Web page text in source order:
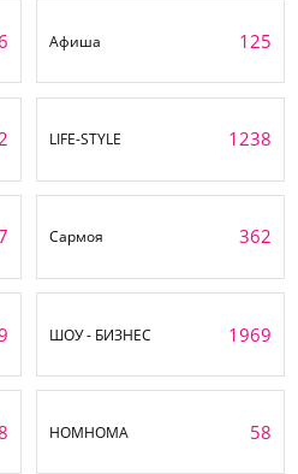
Афиша 125
LIFE-STYLE 1238
Сармоя 362
ШОУ - БИЗНЕС 1969
НОМНОМА 58